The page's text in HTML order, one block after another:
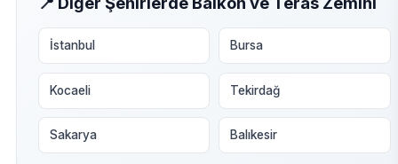
İstanbul Bursa
Kocaeli Tekirdağ
Sakarya Balıkesir